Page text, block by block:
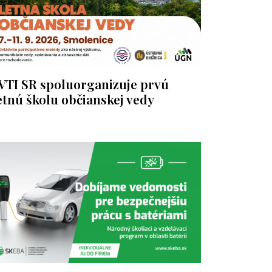
SR spoluorganizuje prvú
školu občianskej vedy